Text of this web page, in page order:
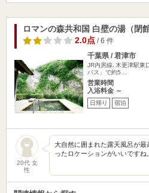
ロマンの森共和国 白壁の湯（閉
2.0点/ 6 件
千葉県 / 君津市
JR内房線､木更津駅東
バス」で約5…
営業時間
入浴料金 ～
日帰り 宿泊
20代 女
性
大自然に囲まれた露天風呂が
ったロケーションがいいですね